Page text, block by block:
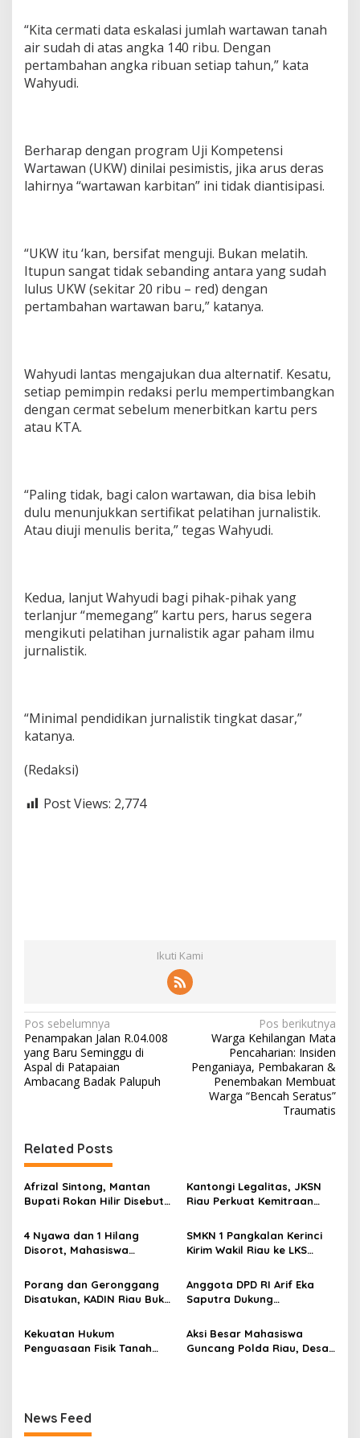
“Kita cermati data eskalasi jumlah wartawan tanah
air sudah di atas angka 140 ribu. Dengan
pertambahan angka ribuan setiap tahun,” kata
Wahyudi.
Berharap dengan program Uji Kompetensi
Wartawan (UKW) dinilai pesimistis, jika arus deras
lahirnya “wartawan karbitan” ini tidak diantisipasi.
“UKW itu ‘kan, bersifat menguji. Bukan melatih.
Itupun sangat tidak sebanding antara yang sudah
lulus UKW (sekitar 20 ribu – red) dengan
pertambahan wartawan baru,” katanya.
Wahyudi lantas mengajukan dua alternatif. Kesatu,
setiap pemimpin redaksi perlu mempertimbangkan
dengan cermat sebelum menerbitkan kartu pers
atau KTA.
“Paling tidak, bagi calon wartawan, dia bisa lebih
dulu menunjukkan sertifikat pelatihan jurnalistik.
Atau diuji menulis berita,” tegas Wahyudi.
Kedua, lanjut Wahyudi bagi pihak-pihak yang
terlanjur “memegang” kartu pers, harus segera
mengikuti pelatihan jurnalistik agar paham ilmu
jurnalistik.
“Minimal pendidikan jurnalistik tingkat dasar,”
katanya.
(Redaksi)
Post Views: 2,774
Ikuti Kami
N
a
v
i
a
s
i
p
o
s
Pos sebelumnya
Penampakan Jalan R.04.008
yang Baru Seminggu di
Aspal di Patapaian
Ambacang Badak Palupuh
Pos berikutnya
Warga Kehilangan Mata
Pencaharian: Insiden
Penganiaya, Pembakaran &
Penembakan Membuat
Warga “Bencah Seratus”
Traumatis
Related Posts
Afrizal Sintong, Mantan
Bupati Rokan Hilir Disebut
Diterima Kejati, GMPR
Desak Usut Dividen Rp331,7
Kantongi Legalitas, JKSN
Riau Perkuat Kemitraan
Ketahanan Bangsa
4 Nyawa dan 1 Hilang
Disorot, Mahasiswa
Pelindo
SMKN 1 Pangkalan Kerinci
Kirim Wakil Riau ke LKS
Porang dan Geronggang
Disatukan, KADIN Riau Buka
Bengkalis
Anggota DPD RI Arif Eka
Saputra Dukung
Pekanbaru Youth
Kekuatan Hukum
Penguasaan Fisik Tanah
Aksi Besar Mahasiswa
Guncang Polda Riau, Desak
News Feed